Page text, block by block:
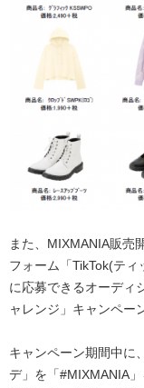
また、MIXMANIA販売
フォーム「TikTok(テ
に応募できるオーディ
ャレンジ」キャンペー
キャンペーン期間中に
デ」を「#MIXMANIA